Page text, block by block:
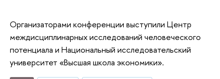
Организаторами конференции выступили Центр
междисциплинарных исследований человеческого
потенциала и Национальный исследовательский
университет «Высшая школа экономики».